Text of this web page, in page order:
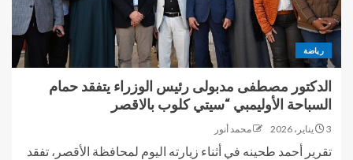
رياضة
الدكتور مصطفى مدبولى رئيس الوزراء يتفقد حمام
السباحة الأوليمبي “سيتي كلوب بالاقصر
3 يناير، 2026 محمد أنور
تقرير أحمد طحينه في أثناء زيارته اليوم لمحافظة الأقصر، تفقد